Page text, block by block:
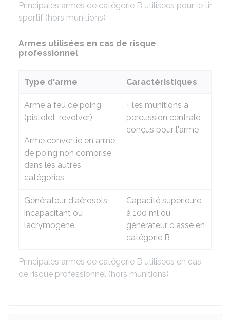
Principales armes de catégorie B utilisées pour le tir
sportif (hors munitions)
Armes utilisées en cas de risque
professionnel
Principales armes de catégorie B utilisées en cas
de risque professionnel (hors munitions)
Type d'arme Caractéristiques
Arme à feu de poing
(pistolet, revolver)
+ les munitions à
percussion centrale
conçus pour l'arme
Arme convertie en arme
de poing non comprise
dans les autres
catégories
Générateur d'aérosols
incapacitant ou
lacrymogène
Capacité supérieure
à 100 ml ou
générateur classé en
catégorie B